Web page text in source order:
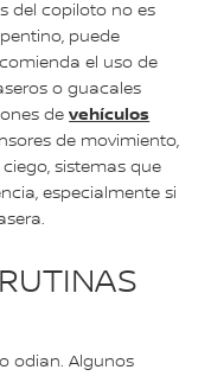
del copiloto no es
puede
el uso de
o guacales
devehículos
de movimiento,
sistemas que
especialmente si
odian. Algunos